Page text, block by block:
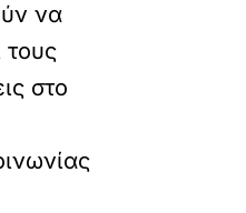
να
τους
στο